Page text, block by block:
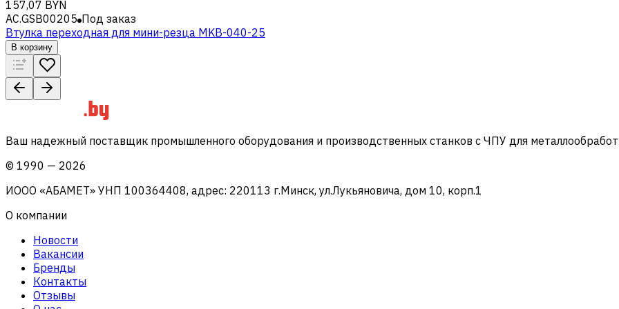
157,07 BYN
AC.GSB00205 Под заказ
Втулка переходная для мини-резца MKB-040-25
В корзину
Ваш надежный поставщик промышленного оборудования и производственных станков с ЧПУ для
© 1990 — 2026
ИООО «АБАМЕТ» УНП 100364408, адрес: 220113 г.Минск, ул.Лукьяновича, дом 10, корп.1
О компании
Новости
Вакансии
Бренды
Контакты
Отзывы